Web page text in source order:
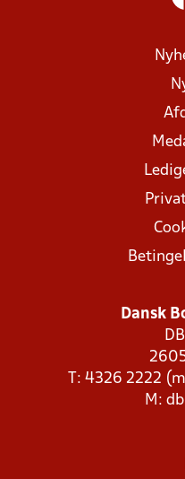
Dansk
T: 4326 2222
M: